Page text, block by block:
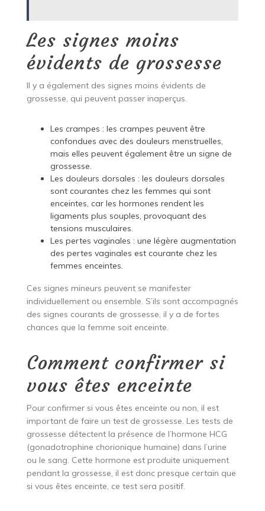
Les signes moins
évidents de grossesse
Il y a également des signes moins évidents de
grossesse, qui peuvent passer inaperçus.
Les crampes : les crampes peuvent être
confondues avec des douleurs menstruelles,
mais elles peuvent également être un signe de
grossesse.
Les douleurs dorsales : les douleurs dorsales
sont courantes chez les femmes qui sont
enceintes, car les hormones rendent les
ligaments plus souples, provoquant des
tensions musculaires.
Les pertes vaginales : une légère augmentation
des pertes vaginales est courante chez les
femmes enceintes.
Ces signes mineurs peuvent se manifester
individuellement ou ensemble. S’ils sont accompagnés
des signes courants de grossesse, il y a de fortes
chances que la femme soit enceinte.
Comment confirmer si
vous êtes enceinte
Pour confirmer si vous êtes enceinte ou non, il est
important de faire un test de grossesse. Les tests de
grossesse détectent la présence de l’hormone HCG
(gonadotrophine chorionique humaine) dans l’urine
ou le sang. Cette hormone est produite uniquement
pendant la grossesse, il est donc presque certain que
si vous êtes enceinte, ce test sera positif.